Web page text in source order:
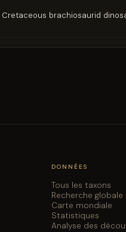
brachiosaurid
DONNÉES
Tous les taxons
Recherche globale
Carte mondiale
Statistiques
Analyse des